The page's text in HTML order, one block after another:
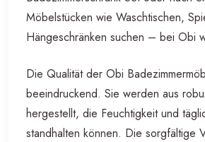
Möbelstücken wie Waschtischen,
Hängeschränken suchen – bei Obi
Die Qualität der Obi
beeindruckend. Sie werden aus
hergestellt, die Feuchtigkeit und
standhalten können. Die sorgfältige